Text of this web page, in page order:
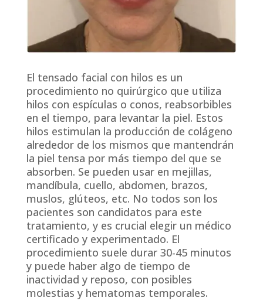
El tensado facial con hilos es un
procedimiento no quirúrgico que utiliza
hilos con espículas o conos, reabsorbibles
en el tiempo, para levantar la piel. Estos
hilos estimulan la producción de colágeno
alrededor de los mismos que mantendrán
la piel tensa por más tiempo del que se
absorben. Se pueden usar en mejillas,
mandíbula, cuello, abdomen, brazos,
muslos, glúteos, etc. No todos son los
pacientes son candidatos para este
tratamiento, y es crucial elegir un médico
certificado y experimentado. El
procedimiento suele durar 30-45 minutos
y puede haber algo de tiempo de
inactividad y reposo, con posibles
molestias y hematomas temporales.